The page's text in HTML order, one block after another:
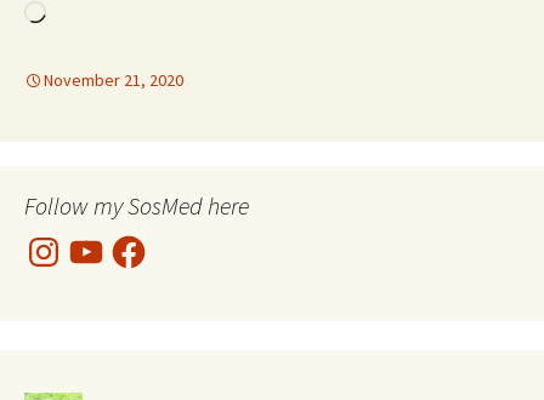
Loading…
November 21, 2020
Follow my SosMed here
InstagramYouTubeFacebook